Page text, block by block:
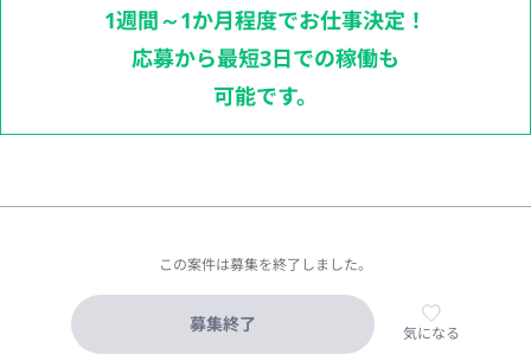
1週間～1か月程度でお仕事決定！
応募から最短3日での稼働も
可能です。
この案件は募集を終了しました。
募集終了 気になる